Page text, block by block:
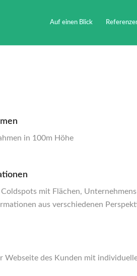
Auf einen Blick
in 100m Höhe
mit Flächen,
aus verschiedenen
Webseite des Kunden mit